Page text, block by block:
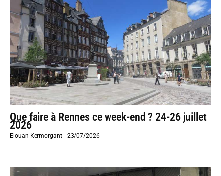
Que faire à Rennes ce week-end ? 24-26 juillet
2026
Elouan Kermorgant -23/07/2026